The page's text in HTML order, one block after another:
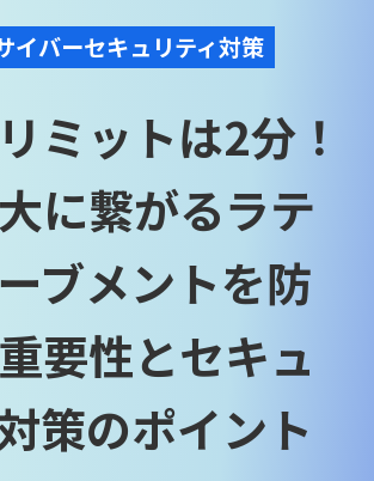
イバーセキュリティ対策
ミットは2分！
に繋がるラテ
ブメントを防
要性とセキュ
策のポイント